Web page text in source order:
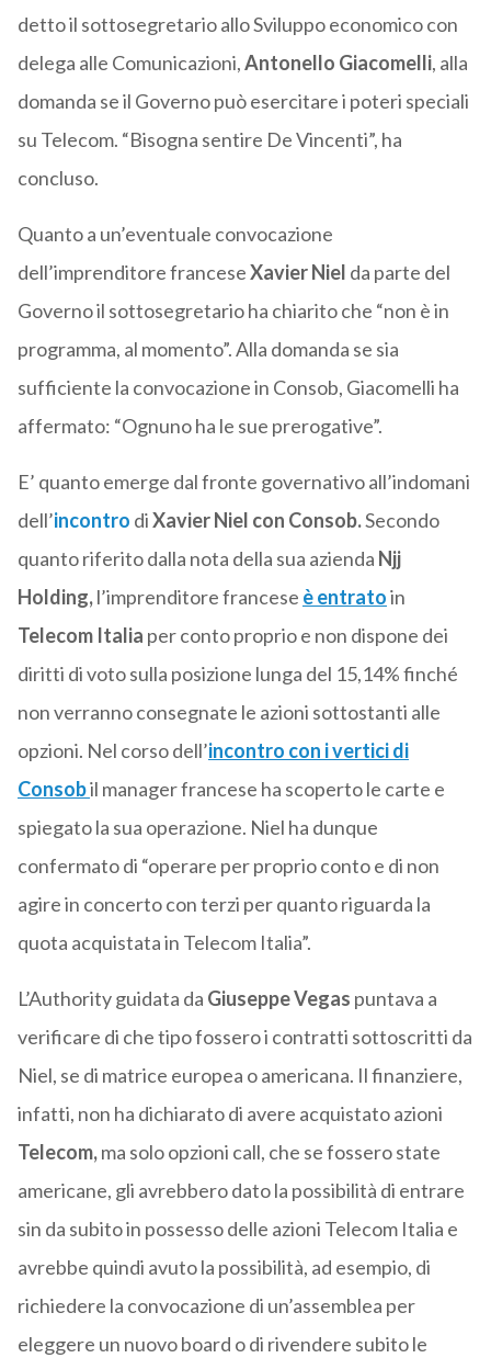
detto il sottosegretario allo Sviluppo economico con
delega alle Comunicazioni,Antonello Giacomelli, alla
domanda se il Governo può esercitare i poteri speciali
su Telecom. “Bisogna sentire De Vincenti”, ha
concluso.
Quanto a un’eventuale convocazione
dell’imprenditore franceseXavier Niel da parte del
Governo il sottosegretario ha chiarito che “non è in
programma, al momento”. Alla domanda se sia
sufficiente la convocazione in Consob, Giacomelli ha
affermato: “Ognuno ha le sue prerogative”.
E’ quanto emerge dal fronte governativo all’indomani
dell’incontro diXavier Niel con Consob.Secondo
quanto riferito dalla nota della sua azienda Njj
Holding,l’imprenditore francese è entratoin
Telecom Italia per conto proprio e non dispone dei
diritti di voto sulla posizione lunga del 15,14% finché
non verranno consegnate le azioni sottostanti alle
opzioni. Nel corso dell’incontro con i vertici di
Consobil manager francese ha scoperto le carte e
spiegato la sua operazione. Niel ha dunque
confermato di “operare per proprio conto e di non
agire in concerto con terzi per quanto riguarda la
quota acquistata in Telecom Italia”.
L’Authority guidata da Giuseppe Vegas puntava a
verificare di che tipo fossero i contratti sottoscritti da
Niel, se di matrice europea o americana. Il finanziere,
infatti, non ha dichiarato di avere acquistato azioni
Telecom,ma solo opzioni call, che se fossero state
americane, gli avrebbero dato la possibilità di entrare
sin da subito in possesso delle azioni Telecom Italia e
avrebbe quindi avuto la possibilità, ad esempio, di
richiedere la convocazione di un’assemblea per
eleggere un nuovo board o di rivendere subito le